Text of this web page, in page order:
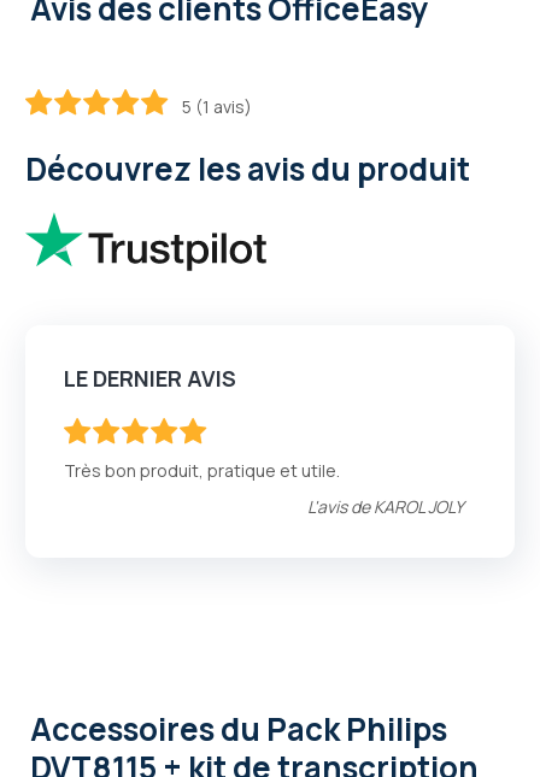
5 (1 avis)
Découvrez les avis du produit
LE DERNIER AVIS
Très bon produit, pratique et utile.
L'avis deKAROL JOLY
Accessoiresdu Pack Philips
DVT8115 + kit de transcription